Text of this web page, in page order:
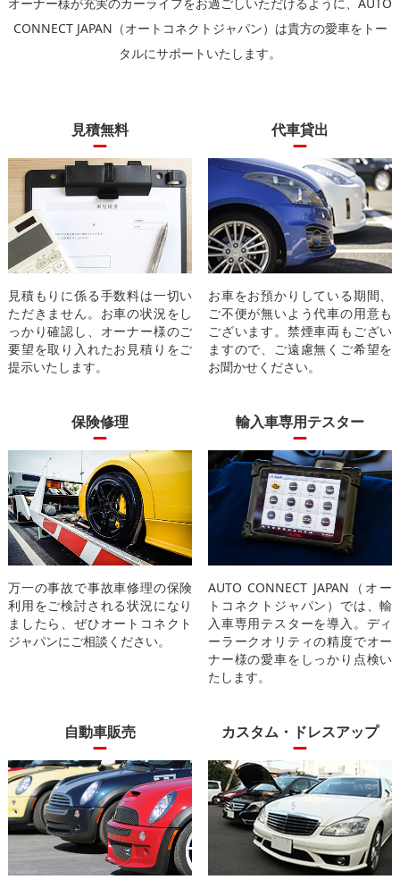
オーナー様が充実のカーライフをお過ごしいただけるように、 AUTO
CONNECT JAPAN（オートコネクトジャパン）は貴方の愛車をトー
タルにサポートいたします。
見積無料
見積もりに係る手数料は一切い
ただきません。お車の状況をし
っかり確認し、オーナー様のご
要望を取り入れたお見積りをご
提示いたします。
代車貸出
お車をお預かりしている期間、
ご不便が無いよう代車の用意も
ございます。禁煙車両もござい
ますので、ご遠慮無くご希望を
お聞かせください。
保険修理
万一の事故で事故車修理の保険
利用をご検討される状況になり
ましたら、ぜひオートコネクト
ジャパンにご相談ください。
輸入車専用テスター
AUTO CONNECT JAPAN（オー
トコネクトジャパン）では、輸
入車専用テスターを導入。ディ
ーラークオリティの精度でオー
ナー様の愛車をしっかり点検い
たします。
自動車販売 カスタム・ドレスアップ